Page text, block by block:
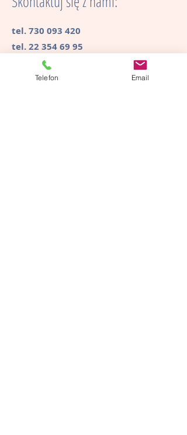
tel.730 093 420
tel.22 354 69 95
biuro@kregoslupbezbolu.pl
Lokalizacje:
Telefon Email